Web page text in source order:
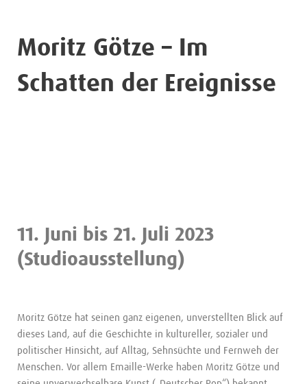
Moritz Götze – Im
Schatten der Ereignisse
11. Juni bis 21. Juli 2023
(Studioausstellung)
Moritz Götze hat seinen ganz eigenen, unverstellten Blick auf
dieses Land, auf die Geschichte in kultureller, sozialer und
politischer Hinsicht, auf Alltag, Sehnsüchte und Fernweh der
Menschen. Vor allem Emaille-Werke haben Moritz Götze und